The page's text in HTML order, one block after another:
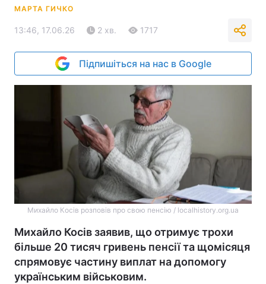
МАРТА ГИЧКО
13:46, 17.06.26 2 хв. 1717
Підпишіться на нас в Google
Михайло Косів розповів про свою пенсію / localhistory.org.ua
Михайло Косів заявив, що отримує трохи
більше 20 тисяч гривень пенсії та щомісяця
спрямовує частину виплат на допомогу
українським військовим.